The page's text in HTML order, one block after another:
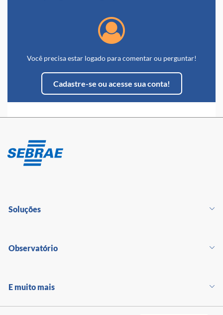
Você precisa estar logado para comentar ou perguntar!
Cadastre-se ou acesse sua conta!
Soluções
Observatório
E muito mais